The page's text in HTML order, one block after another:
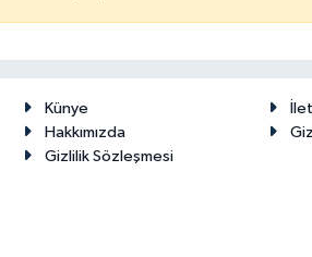
Künye
Hakkımızda
Gizlilik Sözleşmesi